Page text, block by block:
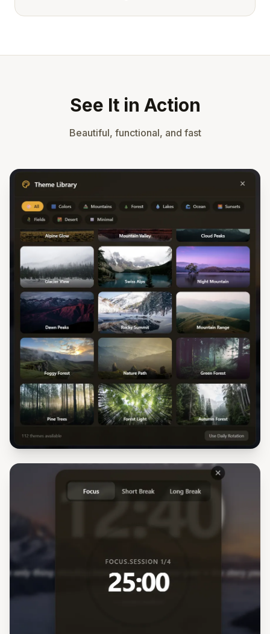
See It in Action
Beautiful, functional, and fast